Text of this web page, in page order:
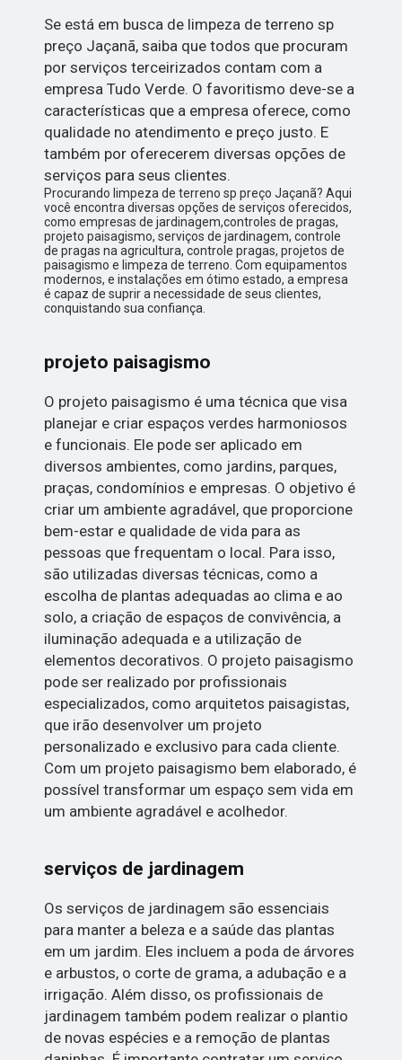
Se está em busca de limpeza de terreno sp
preço Jaçanã, saiba que todos que procuram
por serviços terceirizados contam com a
empresa Tudo Verde. O favoritismo deve-se a
características que a empresa oferece, como
qualidade no atendimento e preço justo. E
também por oferecerem diversas opções de
serviços para seus clientes.
Procurando limpeza de terreno sp preço Jaçanã? Aqui
você encontra diversas opções de serviços oferecidos,
como empresas de jardinagem,controles de pragas,
projeto paisagismo, serviços de jardinagem, controle
de pragas na agricultura, controle pragas, projetos de
paisagismo e limpeza de terreno. Com equipamentos
modernos, e instalações em ótimo estado, a empresa
é capaz de suprir a necessidade de seus clientes,
conquistando sua confiança.
projeto paisagismo
O projeto paisagismo é uma técnica que visa
planejar e criar espaços verdes harmoniosos
e funcionais. Ele pode ser aplicado em
diversos ambientes, como jardins, parques,
praças, condomínios e empresas. O objetivo é
criar um ambiente agradável, que proporcione
bem-estar e qualidade de vida para as
pessoas que frequentam o local. Para isso,
são utilizadas diversas técnicas, como a
escolha de plantas adequadas ao clima e ao
solo, a criação de espaços de convivência, a
iluminação adequada e a utilização de
elementos decorativos. O projeto paisagismo
pode ser realizado por profissionais
especializados, como arquitetos paisagistas,
que irão desenvolver um projeto
personalizado e exclusivo para cada cliente.
Com um projeto paisagismo bem elaborado, é
possível transformar um espaço sem vida em
um ambiente agradável e acolhedor.
serviços de jardinagem
Os serviços de jardinagem são essenciais
para manter a beleza e a saúde das plantas
em um jardim. Eles incluem a poda de árvores
e arbustos, o corte de grama, a adubação e a
irrigação. Além disso, os profissionais de
jardinagem também podem realizar o plantio
de novas espécies e a remoção de plantas